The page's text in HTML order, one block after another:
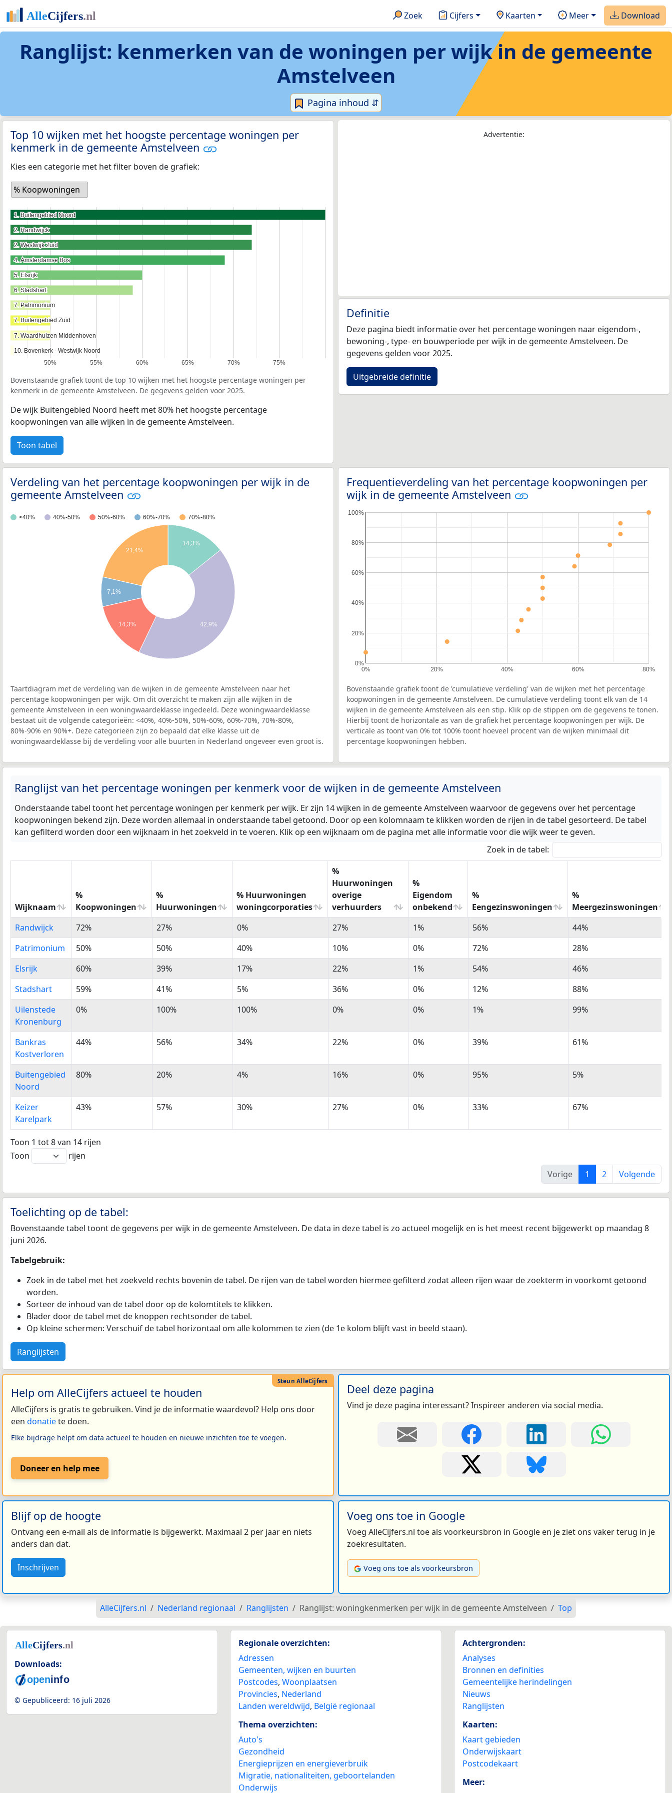
Zoek Cijfers Kaarten Meer Download
Ranglijst: kenmerken van de woningen per wijk in de gemeente
Amstelveen
Pagina inhoud ⇵
Top 10 wijken met het hoogste percentage woningen per
kenmerk in de gemeente Amstelveen
Kies een categorie met het filter boven de grafiek:
% Koopwoningen
50% 55% 60% 65% 70% 75%
1. Buitengebied Noord
1. Buitengebied Noord
2. Randwijck
2. Randwijck
2. Westwijk Zuid
2. Westwijk Zuid
4. Amsterdamse Bos
4. Amsterdamse Bos
5. Elsrijk
5. Elsrijk
6. Stadshart
6. Stadshart
7. Patrimonium
7. Patrimonium
7. Buitengebied Zuid
7. Buitengebied Zuid
7. Waardhuizen Middenhoven
7. Waardhuizen Middenhoven
10. Bovenkerk - Westwijk Noord
10. Bovenkerk - Westwijk Noord
Bovenstaande grafiek toont de top 10 wijken met het hoogste percentage woningen per
kenmerk in de gemeente Amstelveen. De gegevens gelden voor 2025.
De wijk Buitengebied Noord heeft met 80% het hoogste percentage
koopwoningen van alle wijken in de gemeente Amstelveen.
Toon tabel
Advertentie:
Definitie
Deze pagina biedt informatie over het percentage woningen naar eigendom-,
bewoning-, type- en bouwperiode per wijk in de gemeente Amstelveen. De
gegevens gelden voor 2025.
Uitgebreide definitie
Verdeling van het percentage koopwoningen per wijk in de
gemeente Amstelveen
<40% 40%-50% 50%-60% 60%-70% 70%-80%
14,3%
21,4%
7,1%
14,3% 42,9%
Taartdiagram met de verdeling van de wijken in de gemeente Amstelveen naar het
percentage koopwoningen per wijk. Om dit overzicht te maken zijn alle wijken in de
gemeente Amstelveen in een woningwaardeklasse ingedeeld. Deze woningwaardeklasse
bestaat uit de volgende categorieën: <40%, 40%-50%, 50%-60%, 60%-70%, 70%-80%,
80%-90% en 90%+. Deze categorieën zijn zo bepaald dat elke klasse uit de
woningwaardeklasse bij de verdeling voor alle buurten in Nederland ongeveer even groot is.
Frequentieverdeling van het percentage koopwoningen per
wijk in de gemeente Amstelveen
0% 20% 40% 60% 80%
0%
20%
40%
60%
80%
100%
Bovenstaande grafiek toont de 'cumulatieve verdeling' van de wijken met het percentage
koopwoningen in de gemeente Amstelveen. De cumulatieve verdeling toont elk van de 14
wijken in de gemeente Amstelveen als een stip. Klik op de stippen om de gegevens te tonen.
Hierbij toont de horizontale as van de grafiek het percentage koopwoningen per wijk. De
verticale as toont van 0% tot 100% toont hoeveel procent van de wijken minimaal dit
percentage koopwoningen hebben.
Ranglijst van het percentage woningen per kenmerk voor de wijken in de gemeente Amstelveen
Onderstaande tabel toont het percentage woningen per kenmerk per wijk. Er zijn 14 wijken in de gemeente Amstelveen waarvoor de gegevens over het percentage
koopwoningen bekend zijn. Deze worden allemaal in onderstaande tabel getoond. Door op een kolomnaam te klikken worden de rijen in de tabel gesorteerd. De tabel
kan gefilterd worden door een wijknaam in het zoekveld in te voeren. Klik op een wijknaam om de pagina met alle informatie voor die wijk weer te geven.
Zoek in de tabel:
Wijknaam
%
Koopwoningen
%
Huurwoningen
% Huurwoningen
woningcorporaties
%
Huurwoningen
overige
verhuurders
%
Eigendom
onbekend
%
Eengezinswoningen
%
Meergezinswoningen
Wijknaam
%
Koopwoningen
%
Huurwoningen
% Huurwoningen
woningcorporaties
%
Huurwoningen
overige
verhuurders
%
Eigendom
onbekend
%
Eengezinswoningen
%
Meergezinswoningen
Randwijck 72% 27% 0% 27% 1% 56%
44%
Patrimonium
50% 50% 40% 10% 0% 72%
28%
Elsrijk
60% 39% 17% 22% 1% 54%
46%
Stadshart
59% 41% 5% 36% 0% 12%
88%
Uilenstede
Kronenburg
0% 100% 100% 0% 0% 1% 99%
Bankras
Kostverloren
44% 56% 34% 22% 0% 39% 61%
Buitengebied
Noord
80% 20% 4% 16% 0% 95% 5%
Keizer
Karelpark
43% 57% 30% 27% 0% 33% 67%
Toon 1 tot 8 van 14 rijen
Toon
rijen
Vorige
1 2 Volgende
Toelichting op de tabel:
Bovenstaande tabel toont de gegevens per wijk in de gemeente Amstelveen. De data in deze tabel is zo actueel mogelijk en is het meest recent bijgewerkt op maandag 8
juni 2026.
Tabelgebruik:
Zoek in de tabel met het zoekveld rechts bovenin de tabel. De rijen van de tabel worden hiermee gefilterd zodat alleen rijen waar de zoekterm in voorkomt getoond
worden.
Sorteer de inhoud van de tabel door op de kolomtitels te klikken.
Blader door de tabel met de knoppen rechtsonder de tabel.
Op kleine schermen: Verschuif de tabel horizontaal om alle kolommen te zien (de 1e kolom blijft vast in beeld staan).
Ranglijsten
Help om AlleCijfers actueel te houden
AlleCijfers is gratis te gebruiken. Vind je de informatie waardevol? Help ons door
een donatiete doen.
Elke bijdrage helpt om data actueel te houden en nieuwe inzichten toe te voegen.
Doneer en help mee
Deel deze pagina
Vind je deze pagina interessant? Inspireer anderen via social media.
Blijf op de hoogte
Ontvang een e-mail als de informatie is bijgewerkt. Maximaal 2 per jaar en niets
anders dan dat.
Inschrijven
Voeg ons toe in Google
Voeg AlleCijfers.nl toe als voorkeursbron in Google en je ziet ons vaker terug in je
zoekresultaten.
Voeg ons toe als voorkeursbron
AlleCijfers.nl Nederland regionaal Ranglijsten Ranglijst: woningkenmerken per wijk in de gemeente Amstelveen Top
Downloads:
© Gepubliceerd: 16 juli 2026
Regionale overzichten:
Adressen
Gemeenten, wijken en buurten
Postcodes, Woonplaatsen
Provincies, Nederland
Landen wereldwijd, België regionaal
Thema overzichten:
Auto's
Gezondheid
Energieprijzen en energieverbruik
Migratie, nationaliteiten, geboortelanden
Onderwijs
Achtergronden:
Analyses
Bronnen en definities
Gemeentelijke herindelingen
Nieuws
Ranglijsten
Kaarten:
Kaart gebieden
Onderwijskaart
Postcodekaart
Meer: